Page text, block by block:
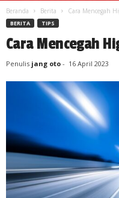
Beranda Berita Cara Mencegah
BERITA TIPS
Cara Mencegah
Penulis jang oto - 16 April 2023